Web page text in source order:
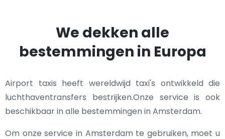
We dekken alle
bestemmingen in Europa
Airport taxis heeft wereldwijd taxi's ontwikkeld die
luchthaventransfers bestrijken.Onze service is ook
beschikbaar in alle bestemmingen in Amsterdam.
Om onze service in Amsterdam te gebruiken, moet u